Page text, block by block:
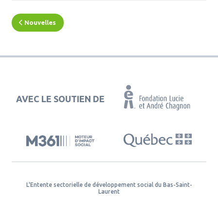
Nouvelles
AVEC LE SOUTIEN DE
L'Entente sectorielle de développement social du Bas-Saint-
Laurent